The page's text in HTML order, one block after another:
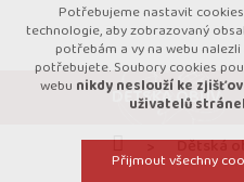
DĚTSKÁ OBUV
DomůDětská
Potřebujeme nastavit
technologie, aby zobrazovaný
potřebám a vy na webu
potřebujete. Soubory cookies
webu nikdy neslouží ke
uživatelů
Přijmout všechny